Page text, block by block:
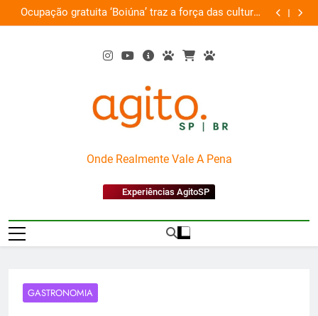
to
Ocupação gratuita ‘Boiúna’ traz a força das culturas
amazônicas e arte
AgitoSP
Onde Realmente Vale A Pena
Experiências AgitoSP
GASTRONOMIA